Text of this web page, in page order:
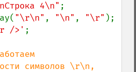
4\n"
"\r\n" , "\n" , "\r"
/>' ;
символов \r\n,